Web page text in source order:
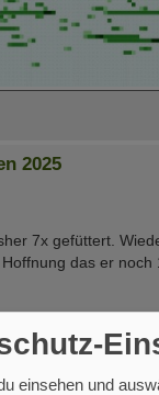
2025
7x gefüttert.
das er noch
einsehen und